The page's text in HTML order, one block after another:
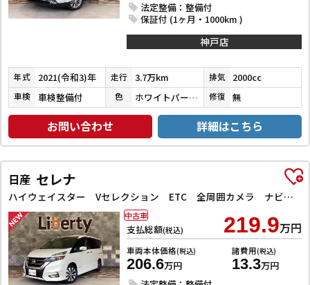
法定整備：整備付
保証付 (1ヶ月・1000km )
神戸店
年式 2021(令和3)年 走行 3.7万km 排気 2000cc
車検 車検整備付 色 ホワイトパールクリスタルシャイン 修復 無
お問い合わせ 詳細はこちら
日産 セレナ
ハイウェイスター Vセレクション ETC 全周囲カメラ ナビ TV クリアランスソナー オートクルーズコントロール パークアシスト 衝突被害軽減システム 両側電動スライドドア オートライト LEDヘッドランプ
支払総額(税込) 219.9万円
車両本体価格(税込)
206.6万円
諸費用(税込)
13.3万円
中古車